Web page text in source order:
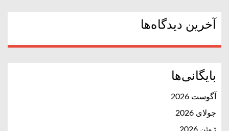
آخرین دیدگاه‌ها
بایگانی‌ها
آگوست 2026
جولای 2026